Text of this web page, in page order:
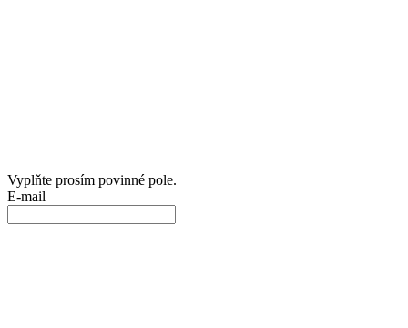
Vyplňte prosím povinné pole.
E-mail